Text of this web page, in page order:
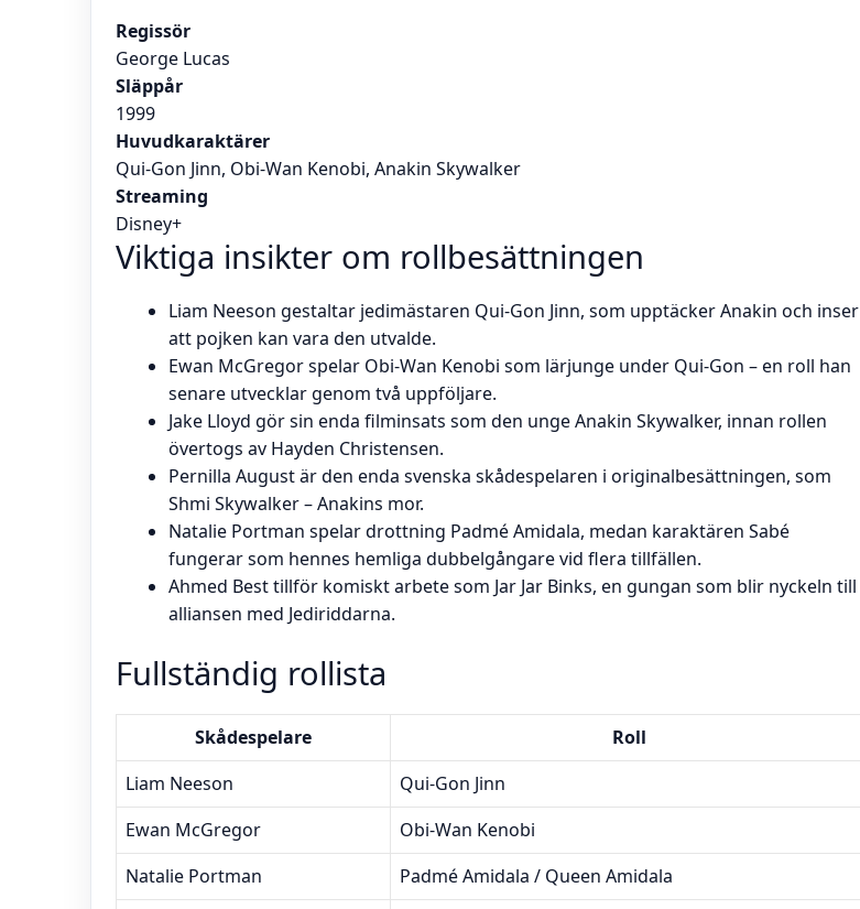
Regissör
George Lucas
Släppår
1999
Huvudkaraktärer
Qui-Gon Jinn, Obi-Wan Kenobi, Anakin Skywalker
Streaming
Disney+
Viktiga insikter om rollbesättningen
Liam Neeson gestaltar jedimästaren Qui-Gon Jinn, som upptäcker Anakin och inser
att pojken kan vara den utvalde.
Ewan McGregor spelar Obi-Wan Kenobi som lärjunge under Qui-Gon – en roll han
senare utvecklar genom två uppföljare.
Jake Lloyd gör sin enda filminsats som den unge Anakin Skywalker, innan rollen
övertogs av Hayden Christensen.
Pernilla August är den enda svenska skådespelaren i originalbesättningen, som
Shmi Skywalker – Anakins mor.
Natalie Portman spelar drottning Padmé Amidala, medan karaktären Sabé
fungerar som hennes hemliga dubbelgångare vid flera tillfällen.
Ahmed Best tillför komiskt arbete som Jar Jar Binks, en gungan som blir nyckeln till
alliansen med Jediriddarna.
Fullständig rollista
Skådespelare
Roll
Liam Neeson
Qui-Gon Jinn
Ewan McGregor
Obi-Wan Kenobi
Natalie Portman
Padmé Amidala / Queen Amidala